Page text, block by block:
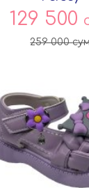
129 500
259 000